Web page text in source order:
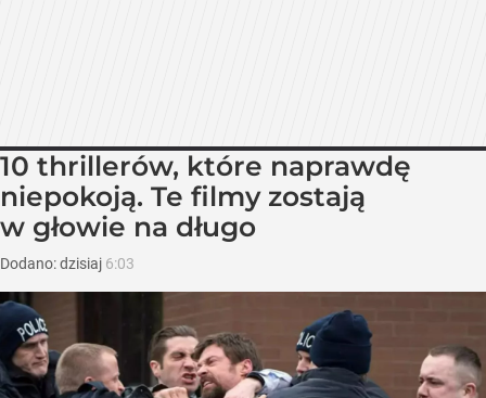
10 thrillerów, które naprawdę
niepokoją. Te filmy zostają
w głowie na długo
Dodano:dzisiaj 6:03